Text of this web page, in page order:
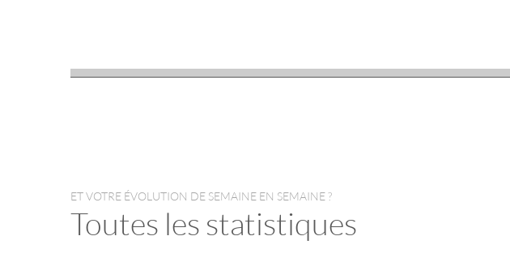
ET VOTRE ÉVOLUTION DE SEMAINE EN SEMAINE ?
Toutes les statistiques